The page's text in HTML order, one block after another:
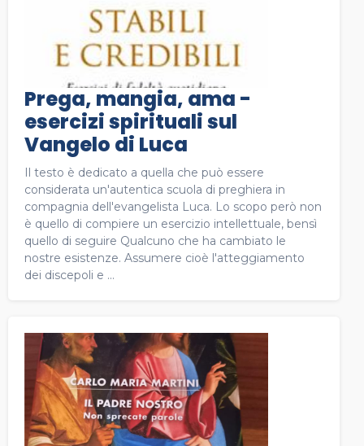
Prega, mangia, ama -
esercizi spirituali sul
Vangelo di Luca
Il testo è dedicato a quella che può essere
considerata un'autentica scuola di preghiera in
compagnia dell'evangelista Luca. Lo scopo però non
è quello di compiere un esercizio intellettuale, bensì
quello di seguire Qualcuno che ha cambiato le
nostre esistenze. Assumere cioè l'atteggiamento
dei discepoli e ...